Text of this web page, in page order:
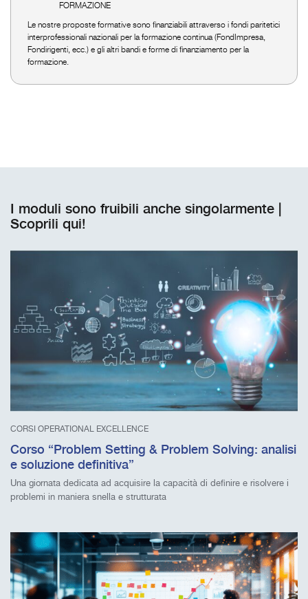
FORMAZIONE
Le nostre proposte formative sono finanziabili attraverso i fondi paritetici
interprofessionali nazionali per la formazione continua (FondImpresa,
Fondirigenti, ecc.) e gli altri bandi e forme di finanziamento per la
formazione.
I moduli sono fruibili anche singolarmente |
Scoprili qui!
CORSI OPERATIONAL EXCELLENCE
Corso “Problem Setting & Problem Solving: analisi
e soluzione definitiva”
Una giornata dedicata ad acquisire la capacità di definire e risolvere i
problemi in maniera snella e strutturata